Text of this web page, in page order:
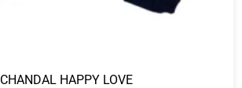
CHANDAL HAPPY LOVE